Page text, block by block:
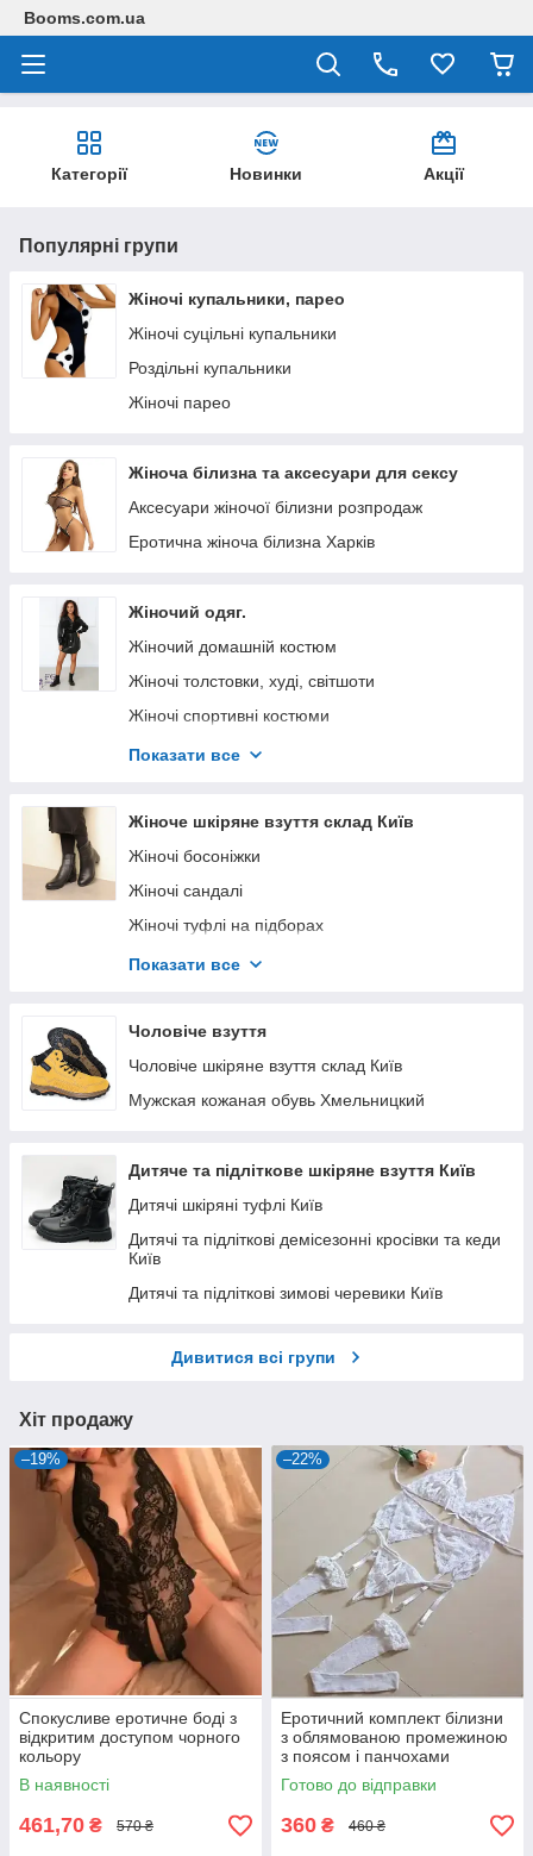
Booms.com.ua
Категорії Новинки Акції
Популярні групи
Жіночі купальники, парео
Жіночі суцільні купальники
Роздільні купальники
Жіночі парео
Жіноча білизна та аксесуари для сексу
Аксесуари жіночої білизни розпродаж
Еротична жіноча білизна Харків
Жіночий одяг.
Жіночий домашній костюм
Жіночі толстовки, худі, світшоти
Жіночі спортивні костюми
Жіночі лосини, штани трикотажні й екошкіра
Жіночі сукні
Жіночі спідниці
Блузки и рубашки
Жіночі куртки та пальто
Трикотажні жіночі боді
Спортивні жіночі шорти
Показати все
Жіноче шкіряне взуття склад Київ
Жіночі босоніжки
Жіночі сандалі
Жіночі туфлі на підборах
Жіночі туфлі та лофери склад Київ
Жіночі демісезонні кросівки
Жіночі чоботи склад Київ
Жіночі черевики демісезонні склад Київ
Показати все
Чоловіче взуття
Чоловіче шкіряне взуття склад Київ
Мужская кожаная обувь Хмельницкий
Дитяче та підліткове шкіряне взуття Київ
Дитячі шкіряні туфлі Київ
Дитячі та підліткові демісезонні кросівки та кеди
Київ
Дитячі та підліткові зимові черевики Київ
Дивитися всі групи
Хіт продажу
–19%
Спокусливе еротичне боді з
відкритим доступом чорного
кольору
В наявності
461,70 ₴ 570 ₴
–22%
Еротичний комплект білизни
з облямованою промежиною
з поясом і панчохами
Готово до відправки
360 ₴ 460 ₴